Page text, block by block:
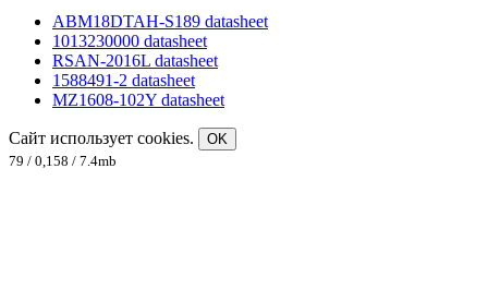
ABM18DTAH-S189 datasheet
1013230000 datasheet
RSAN-2016L datasheet
1588491-2 datasheet
MZ1608-102Y datasheet
Сайт использует cookies.
OK
79 / 0,158 / 7.4mb